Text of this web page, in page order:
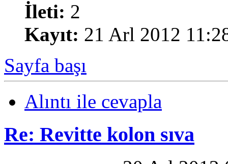
İleti: 2
Kayıt: 21 Arl 2012
Sayfa başı
Alıntı ile cevapla
Re: Revitte kolon sıva